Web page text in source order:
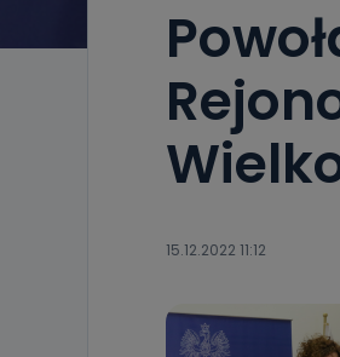
15.12.2022 11:12